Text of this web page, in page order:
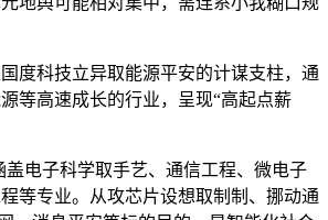
科技立异取能源平安的计谋支柱，通
等高速成长的行业，呈现“高起点薪
电子科学取手艺、通信工程、微电子
等专业。从攻芯片设想取制制、挪动通